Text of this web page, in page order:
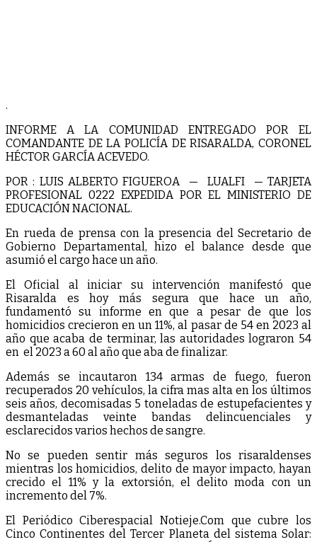
.
INFORME A LA COMUNIDAD ENTREGADO POR EL
COMANDANTE DE LA POLICÍA DE RISARALDA, CORONEL
HÉCTOR GARCÍA ACEVEDO.
POR : LUIS ALBERTO FIGUEROA — LUALFI — TARJETA
PROFESIONAL 0222 EXPEDIDA POR EL MINISTERIO DE
EDUCACIÓN NACIONAL.
En rueda de prensa con la presencia del Secretario de
Gobierno Departamental, hizo el balance desde que
asumió el cargo hace un año.
El Oficial al iniciar su intervención manifestó que
Risaralda es hoy más segura que hace un año,
fundamentó su informe en que a pesar de que los
homicidios crecieron en un 11%, al pasar de 54 en 2023 al
año que acaba de terminar, las autoridades lograron 54
en el 2023 a 60 al año que aba de finalizar.
Además se incautaron 134 armas de fuego, fueron
recuperados 20 vehículos, la cifra mas alta en los últimos
seis años, decomisadas 5 toneladas de estupefacientes y
desmanteladas veinte bandas delincuenciales y
esclarecidos varios hechos de sangre.
No se pueden sentir más seguros los risaraldenses
mientras los homicidios, delito de mayor impacto, hayan
crecido el 11% y la extorsión, el delito moda con un
incremento del 7%.
El Periódico Ciberespacial Notieje.Com que cubre los
Cinco Continentes del Tercer Planeta del sistema Solar: